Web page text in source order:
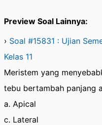
Preview Soal Lainnya:
› Soal #15831 : Ujian
Kelas 11
Meristem yang
tebu bertambah panjang
a. Apical
c. Lateral